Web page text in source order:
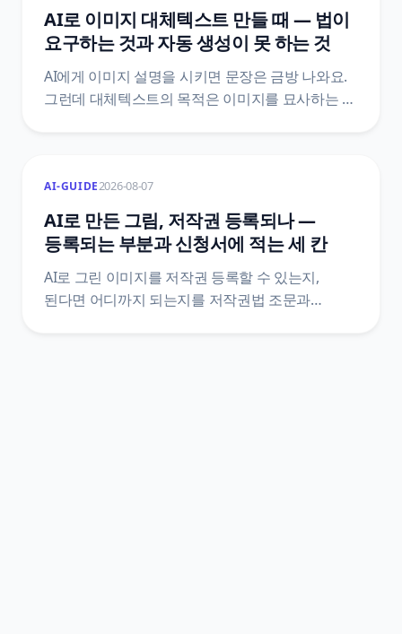
AI로 이미지 대체텍스트 만들 때 — 법이
요구하는 것과 자동 생성이 못 하는 것
AI에게 이미지 설명을 시키면 문장은 금방 나와요.
그런데 대체텍스트의 목적은 이미지를 묘사하는 게
자리를 정리했어요.
AI-GUIDE2026-08-07
AI로 만든 그림, 저작권 등록되나 —
등록되는 부분과 신청서에 적는 세 칸
AI로 그린 이미지를 저작권 등록할 수 있는지,
된다면 어디까지 되는지를 저작권법 조문과